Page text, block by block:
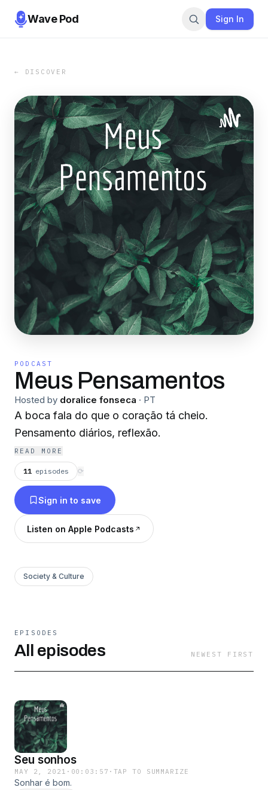
Wave Pod Sign In
← DISCOVER
PODCAST
Meus Pensamentos
Hosted by doralice fonseca · PT
A boca fala do que o coração tá cheio.
Pensamento diários, reflexão.
READ MORE
11 episodes ⟳
Sign in to save
Listen on Apple Podcasts
Society & Culture
EPISODES
All episodes NEWEST FIRST
Seu sonhos
MAY 2, 2021 · 00:03:57 · TAP TO SUMMARIZE
Sonhar é bom.